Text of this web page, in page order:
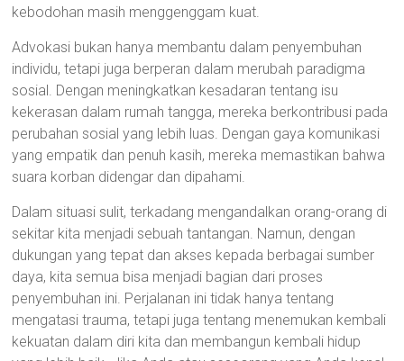
kebodohan masih menggenggam kuat.
Advokasi bukan hanya membantu dalam penyembuhan
individu, tetapi juga berperan dalam merubah paradigma
sosial. Dengan meningkatkan kesadaran tentang isu
kekerasan dalam rumah tangga, mereka berkontribusi pada
perubahan sosial yang lebih luas. Dengan gaya komunikasi
yang empatik dan penuh kasih, mereka memastikan bahwa
suara korban didengar dan dipahami.
Dalam situasi sulit, terkadang mengandalkan orang-orang di
sekitar kita menjadi sebuah tantangan. Namun, dengan
dukungan yang tepat dan akses kepada berbagai sumber
daya, kita semua bisa menjadi bagian dari proses
penyembuhan ini. Perjalanan ini tidak hanya tentang
mengatasi trauma, tetapi juga tentang menemukan kembali
kekuatan dalam diri kita dan membangun kembali hidup